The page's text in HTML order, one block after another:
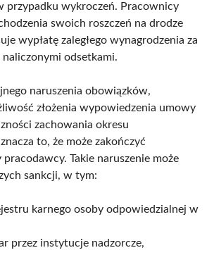
przypadku wykroczeń. Pracownicy
swoich roszczeń na drodze
wypłatę zaległego wynagrodzenia za
odsetkami.
naruszenia obowiązków,
złożenia wypowiedzenia umowy
zachowania okresu
to, że może zakończyć
Takie naruszenie może
sankcji, w tym:
karnego osoby odpowiedzialnej w
przez instytucje nadzorcze,